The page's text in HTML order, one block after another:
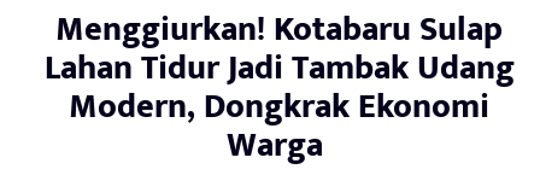
Menggiurkan! Kotabaru Sulap
Lahan Tidur Jadi Tambak Udang
Modern, Dongkrak Ekonomi
Warga